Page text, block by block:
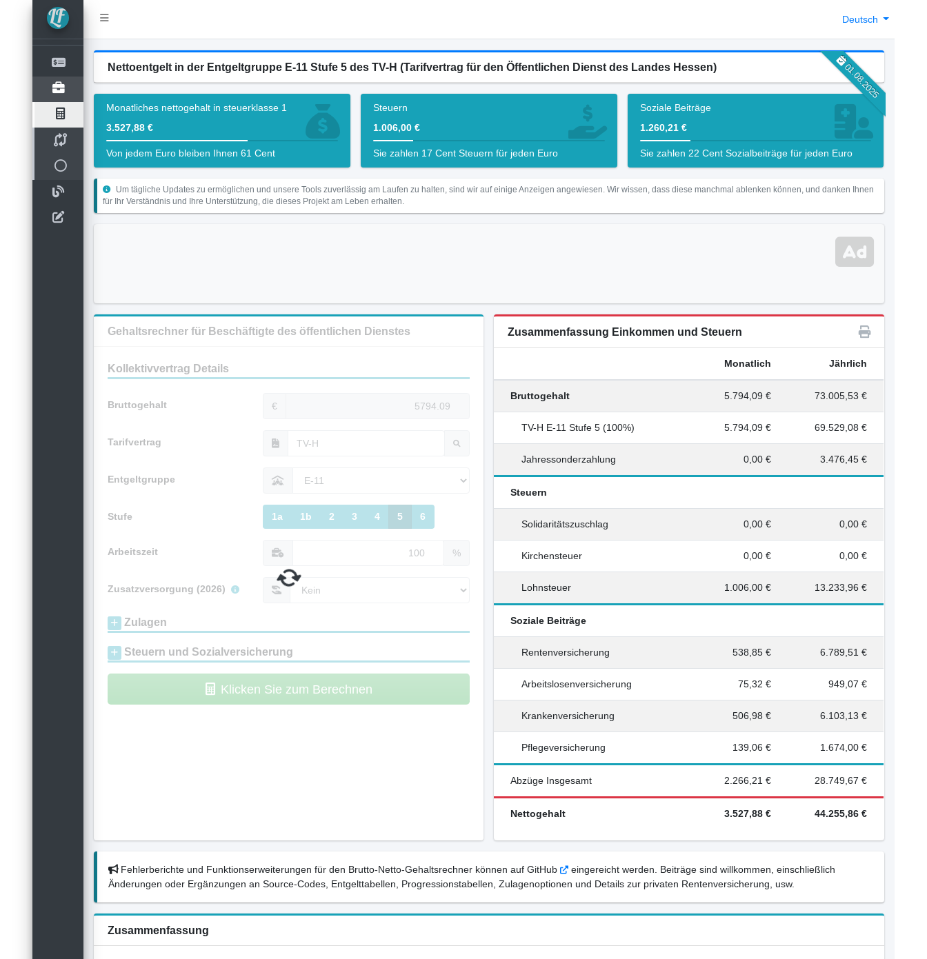
Deutsch
01.08.2025
Nettoentgelt in der Entgeltgruppe E-11 Stufe 5 des TV-H (Tarifvertrag für den Öffentlichen Dienst des Landes Hessen)
Monatliches nettogehalt in steuerklasse 1
3.527,88 €
Von jedem Euro bleiben Ihnen 61 Cent
Steuern
1.006,00 €
Sie zahlen 17 Cent Steuern für jeden Euro
Soziale Beiträge
1.260,21 €
Sie zahlen 22 Cent Sozialbeiträge für jeden Euro
Um tägliche Updates zu ermöglichen und unsere Tools zuverlässig am Laufen zu halten, sind wir auf einige Anzeigen angewiesen. Wir wissen, dass diese manchmal ablenken können, und danken Ihnen
für Ihr Verständnis und Ihre Unterstützung, die dieses Projekt am Leben erhalten.
Gehaltsrechner für Beschäftigte des öffentlichen Dienstes
Kollektivvertrag Details
Bruttogehalt €
Tarifvertrag
Entgeltgruppe
Stufe 1a 1b 2 3 4 5 6
Arbeitszeit %
Zusatzversorgung (2026)
Zulagen
Steuern und Sozialversicherung
Klicken Sie zum Berechnen
Zusammenfassung Einkommen und Steuern
Monatlich Jährlich
Bruttogehalt 5.794,09 € 73.005,53 €
TV-H E-11 Stufe 5 (100%) 5.794,09 € 69.529,08 €
Jahressonderzahlung 0,00 € 3.476,45 €
Steuern
Solidaritätszuschlag 0,00 € 0,00 €
Kirchensteuer 0,00 € 0,00 €
Lohnsteuer 1.006,00 € 13.233,96 €
Soziale Beiträge
Rentenversicherung 538,85 € 6.789,51 €
Arbeitslosenversicherung 75,32 € 949,07 €
Krankenversicherung 506,98 € 6.103,13 €
Pflegeversicherung 139,06 € 1.674,00 €
Abzüge Insgesamt 2.266,21 € 28.749,67 €
Nettogehalt 3.527,88 € 44.255,86 €
Fehlerberichte und Funktionserweiterungen für den Brutto-Netto-Gehaltsrechner können auf GitHub
eingereicht werden. Beiträge sind willkommen, einschließlich
Änderungen oder Ergänzungen an Source-Codes, Entgelttabellen, Progressionstabellen, Zulagenoptionen und Details zur privaten Rentenversicherung, usw.
Zusammenfassung